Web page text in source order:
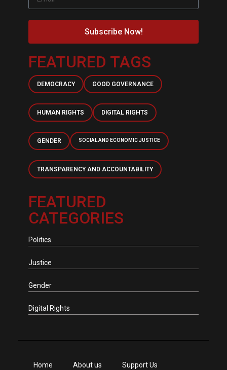
Subscribe Now!
FEATURED TAGS
DEMOCRACY GOOD GOVERNANCE
HUMAN RIGHTS DIGITAL RIGHTS
GENDER SOCIAL AND ECONOMIC JUSTICE
TRANSPARENCY AND ACCOUNTABILITY
FEATURED
CATEGORIES
Politics
Justice
Gender
Digital Rights
Home About us Support Us